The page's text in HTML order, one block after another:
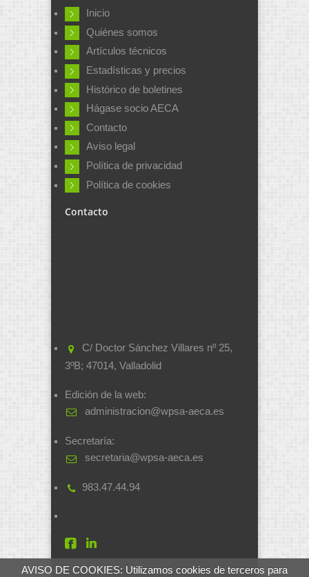
AVISO DE COOKIES: Utilizamos cookies de terceros para
Inicio
Quiénes somos
Artículos técnicos
Estadísticas y precios
Histórico de boletines
Hágase socio AECA
Contacto
Aviso legal
Política de privacidad
Política de cookies
Contacto
C/ Doctor Sánchez Villares nº 25,
3ºB; 47014, Valladolid
Edición de la web:
administracion@wpsa-aeca.es
Secretaría:
secretaria@wpsa-aeca.es
983.47.44.94